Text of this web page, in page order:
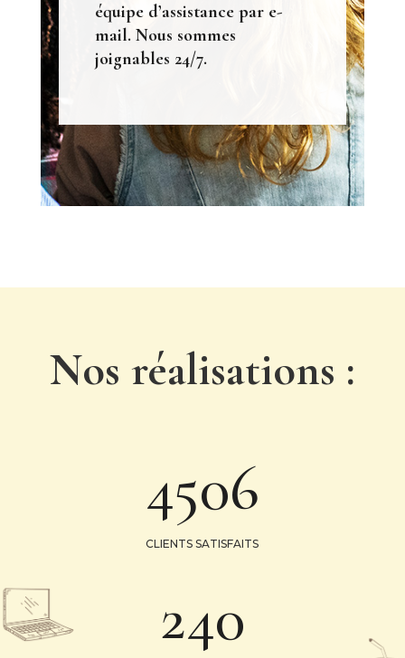
équipe d’assistance par e-
mail. Nous sommes
joignables 24/7.
Nos réalisations :
4506
CLIENTS SATISFAITS
240